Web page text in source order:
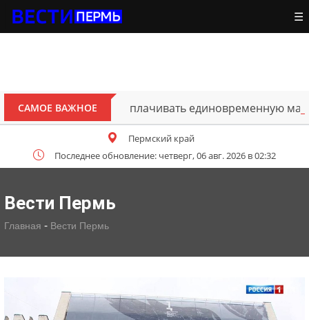
☰
САМОЕ ВАЖНОЕ
выплачивать единовременную материальную
Пермский край
Последнее обновление: четверг, 06 авг. 2026 в 02:32
Вести Пермь
Главная - Вести Пермь